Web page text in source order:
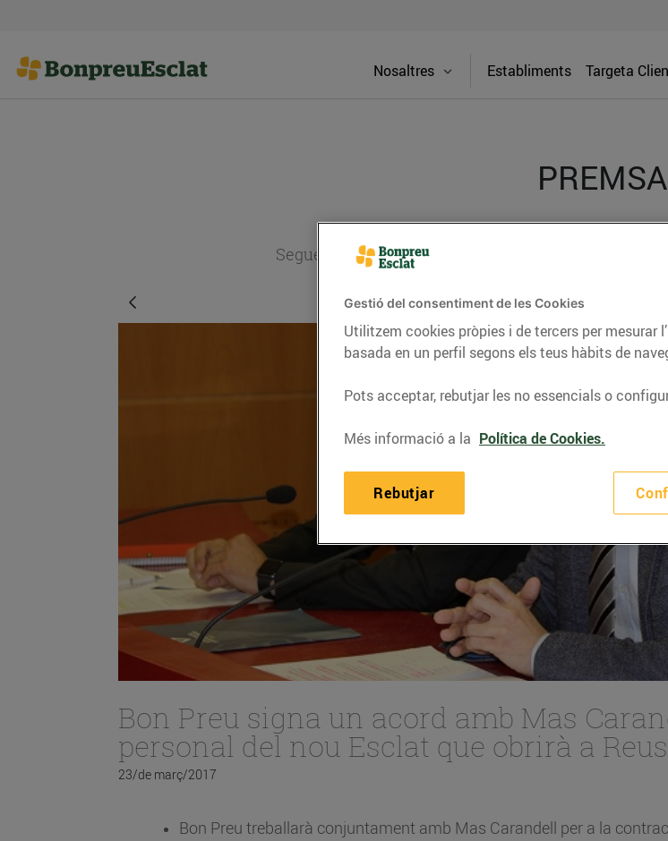
Nosaltres Establiments Targeta
PREMSA
Segueix l'actualitat dels supermercats Bonpreu i
Bon Preu signa un acord amb Mas
personal del nou Esclat que obrirà a Reus
23/de març/2017
Bon Preu treballarà conjuntament amb Mas Carandell per a la
Gestió del consentiment de les Cookies
Utilitzem cookies pròpies i de tercers per mesurar
basada en un perfil segons els teus hàbits de
Pots acceptar, rebutjar les no essencials o
Més informació a la Política de Cookies.
Rebutjar